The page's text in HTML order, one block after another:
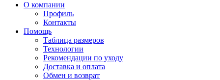
О компании
Профиль
Контакты
Помощь
Таблица размеров
Технологии
Рекомендации по уходу
Доставка и оплата
Обмен и возврат